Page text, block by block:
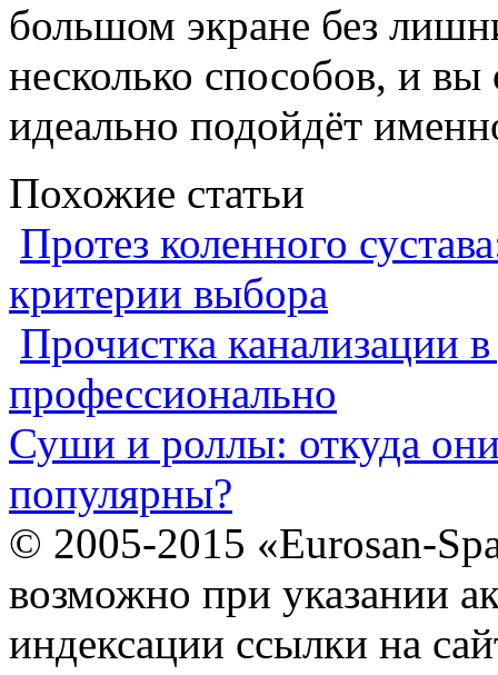
большом экране без
несколько способов, и вы
идеально подойдёт
Похожие статьи
Протез коленного
критерии выбора
Прочистка канализации
профессионально
Суши и роллы: откуда
популярны?
© 2005-2015 «Eurosan-
возможно при указании
индексации ссылки на